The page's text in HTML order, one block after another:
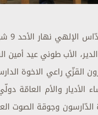
الأب طوني عيد أمين
القزّي راعي الاخوة
والأم العامّة
وجوقة الصوت